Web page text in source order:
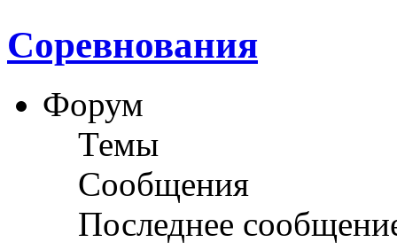
Соревнования
Форум
Темы
Сообщения
Последнее